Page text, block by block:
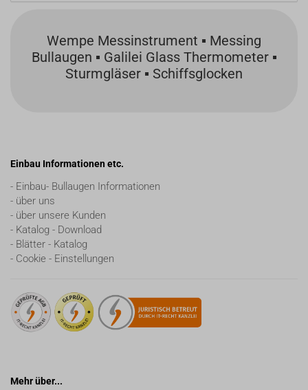
Wempe Messinstrument ▪ Messing
Bullaugen ▪ Galilei Glass Thermometer ▪
Sturmgläser ▪ Schiffsglocken
Einbau Informationen etc.
- Einbau- Bullaugen Informationen
- über uns
- über unsere Kunden
- Katalog - Download
- Blätter - Katalog
- Cookie - Einstellungen
Mehr über...